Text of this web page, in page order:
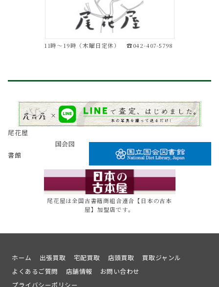
11時～19時（木曜日定休） ☎042-407-5798
尾花屋
国会図
書館
尾花屋は全国古書籍商組合連合【日本の古本
屋】加盟店です。
ホーム 出張買取 宅配買取 店頭買取
買取ジャンル
よくあるご質問
店舗情報
お問い合わせ
プライバシーポリシー